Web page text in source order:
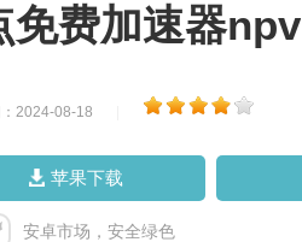
免费加速器npv
2024-08-18
苹果下载
安卓市场，安全绿色